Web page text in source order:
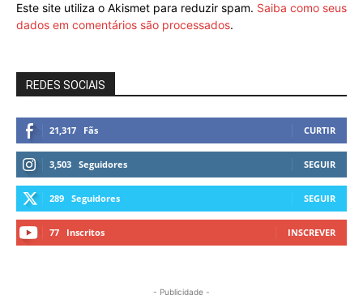
Este site utiliza o Akismet para reduzir spam. Saiba como seus
dados em comentários são processados.
REDES SOCIAIS
21,317 Fãs CURTIR
3,503 Seguidores SEGUIR
289 Seguidores SEGUIR
77 Inscritos INSCREVER
- Publicidade -